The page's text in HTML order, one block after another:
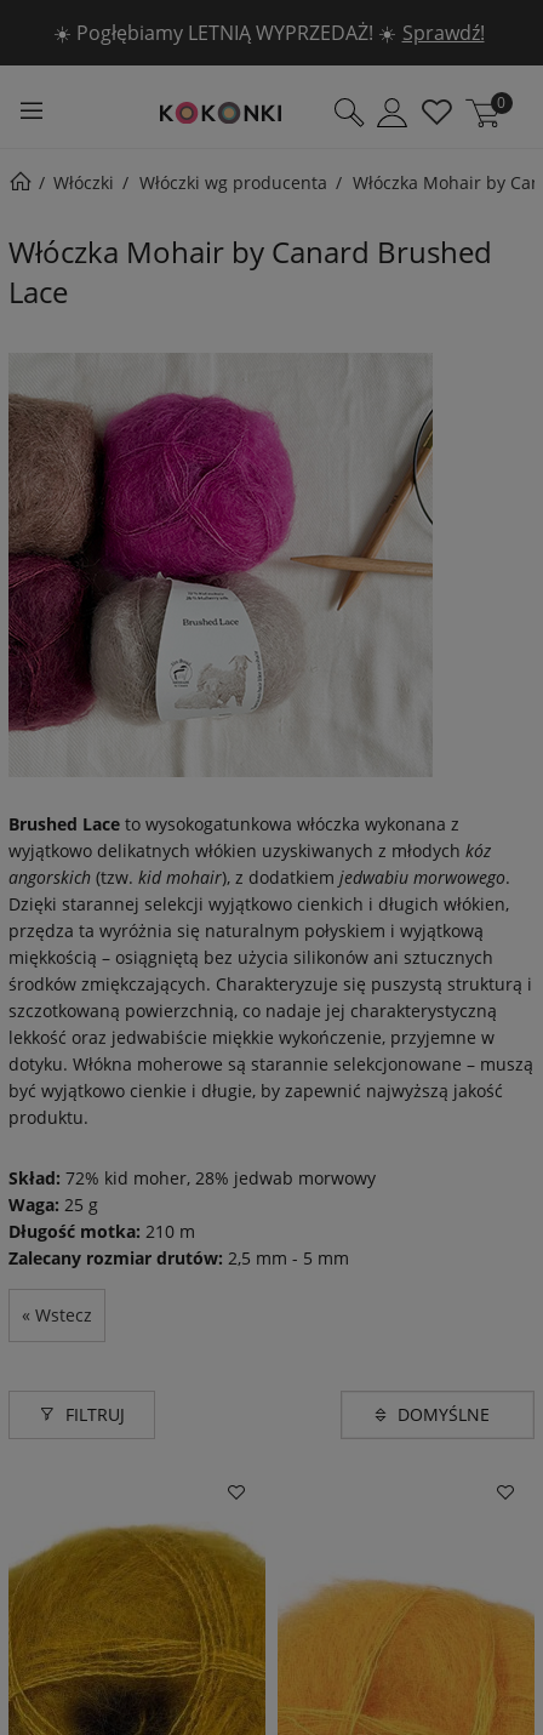
🧶 5 włóczek DROPS -30% 🧶 Sprawdź!
0
Włóczki Włóczki wg producenta Włóczka Mohair by
Włóczka Mohair by Canard Brushed
Lace
Brushed Lace to wysokogatunkowa włóczka wykonana z
wyjątkowo delikatnych włókien uzyskiwanych z młodych kóz
angorskich (tzw. kid mohair), z dodatkiem jedwabiu morwowego.
Dzięki starannej selekcji wyjątkowo cienkich i długich włókien,
przędza ta wyróżnia się naturalnym połyskiem i wyjątkową
miękkością – osiągniętą bez użycia silikonów ani sztucznych
środków zmiękczających. Charakteryzuje się puszystą strukturą i
szczotkowaną powierzchnią, co nadaje jej charakterystyczną
lekkość oraz jedwabiście miękkie wykończenie, przyjemne w
dotyku. Włókna moherowe są starannie selekcjonowane – muszą
być wyjątkowo cienkie i długie, by zapewnić najwyższą jakość
produktu.
Skład: 72% kid moher, 28% jedwab morwowy
Waga: 25 g
Długość motka: 210 m
Zalecany rozmiar drutów: 2,5 mm - 5 mm
« Wstecz
FILTRUJ